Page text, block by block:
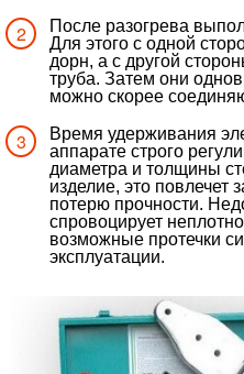
После разогрева
Для этого с одной
дорн, а с другой
труба. Затем они
можно скорее
Время удерживания
аппарате строго
диаметра и толщины
изделие, это
потерю прочности.
спровоцирует
возможные протечки
эксплуатации.